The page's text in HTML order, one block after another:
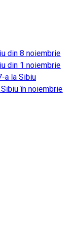
din 8 noiembrie
din 1 noiembrie
a la Sibiu
în noiembrie